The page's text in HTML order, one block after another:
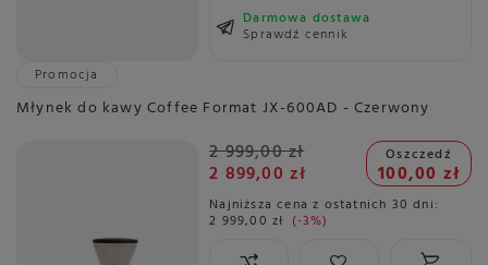
Darmowa dostawa
Sprawdź cennik
Promocja
Młynek do kawy Coffee Format JX-600AD - Czerwony
2 999,00 zł
2 899,00 zł
Oszczedź
100,00 zł
Najniższa cena z ostatnich 30 dni:
2 999,00 zł -3%